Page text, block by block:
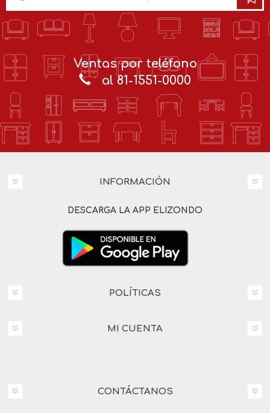
Ventas por teléfono
al 81-1551-0000
INFORMACIÓN
DESCARGA LA APP ELIZONDO
POLÍTICAS
MI CUENTA
CONTÁCTANOS